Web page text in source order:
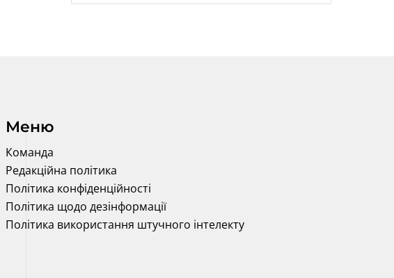
Меню
Команда
Редакційна політика
Політика конфіденційності
Політика щодо дезінформації
Політика використання штучного інтелекту